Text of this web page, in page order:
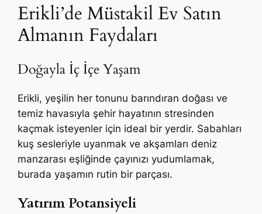
Erikli’de Müstakil Ev Satın
Almanın Faydaları
Doğayla İç İçe Yaşam
Erikli, yeşilin her tonunu barındıran doğası ve
temiz havasıyla şehir hayatının stresinden
kaçmak isteyenler için ideal bir yerdir. Sabahları
kuş sesleriyle uyanmak ve akşamları deniz
manzarası eşliğinde çayınızı yudumlamak,
burada yaşamın rutin bir parçası.
Yatırım Potansiyeli